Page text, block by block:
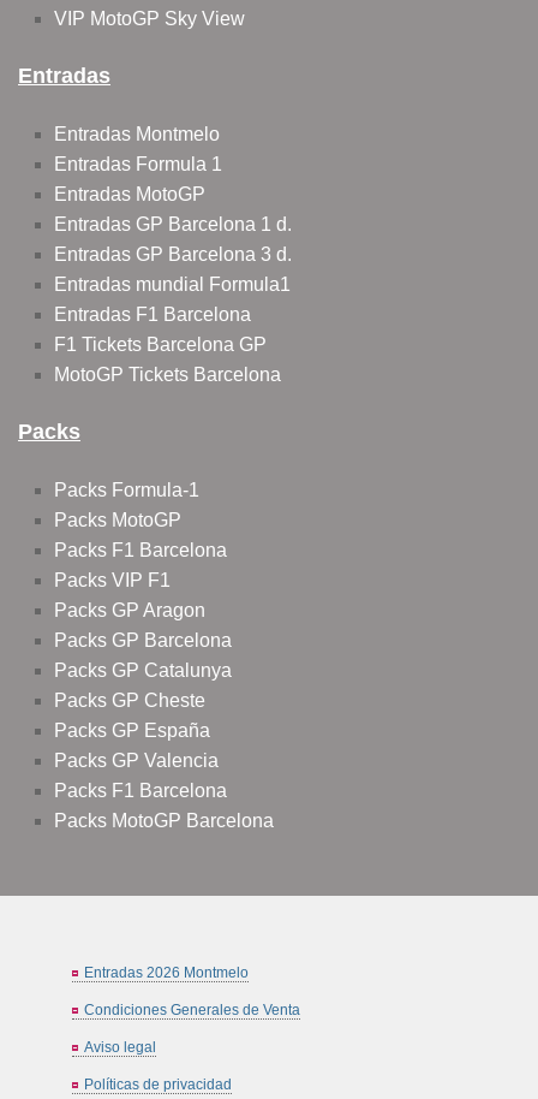
VIP MotoGP Sky View
Entradas
Entradas Montmelo
Entradas Formula 1
Entradas MotoGP
Entradas GP Barcelona 1 d.
Entradas GP Barcelona 3 d.
Entradas mundial Formula1
Entradas F1 Barcelona
F1 Tickets Barcelona GP
MotoGP Tickets Barcelona
Packs
Packs Formula-1
Packs MotoGP
Packs F1 Barcelona
Packs VIP F1
Packs GP Aragon
Packs GP Barcelona
Packs GP Catalunya
Packs GP Cheste
Packs GP España
Packs GP Valencia
Packs F1 Barcelona
Packs MotoGP Barcelona
Entradas 2026 Montmelo
Condiciones Generales de Venta
Aviso legal
Políticas de privacidad